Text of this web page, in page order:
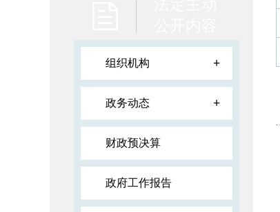
组织机构 +
政务动态 +
财政预决算
政府工作报告